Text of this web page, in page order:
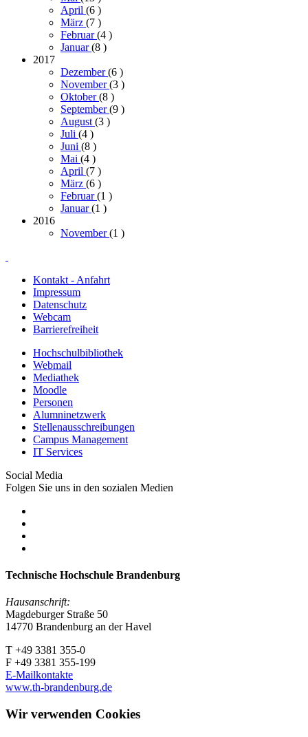
April (6 )
März (7 )
Februar(4 )
Januar(8 )
2017
Dezember(6 )
November(3 )
Oktober(8 )
September(9 )
August (3 )
Juli (4 )
Juni (8 )
Mai (4 )
April (7 )
März (6 )
Februar(1 )
Januar(1 )
2016
November(1 )
Kontakt - Anfahrt
Impressum
Datenschutz
Webcam
Barrierefreiheit
Hochschulbibliothek
Webmail
Mediathek
Moodle
Personen
Alumninetzwerk
Stellenausschreibungen
Campus Management
IT Services
Social Media
Folgen Sie uns in den sozialen Medien
Technische Hochschule Brandenburg
Hausanschrift:
Magdeburger Straße 50
14770 Brandenburg an der Havel
T +49 3381 355-0
F +49 3381 355-199
E-Mailkontakte
www.th-brandenburg.de
Wir verwenden Cookies